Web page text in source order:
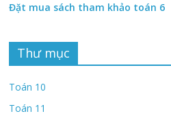
Đặt mua sách tham khảo toán 6
Thư mục
Toán 10
Toán 11